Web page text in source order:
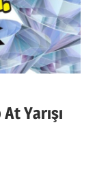
Yarışı